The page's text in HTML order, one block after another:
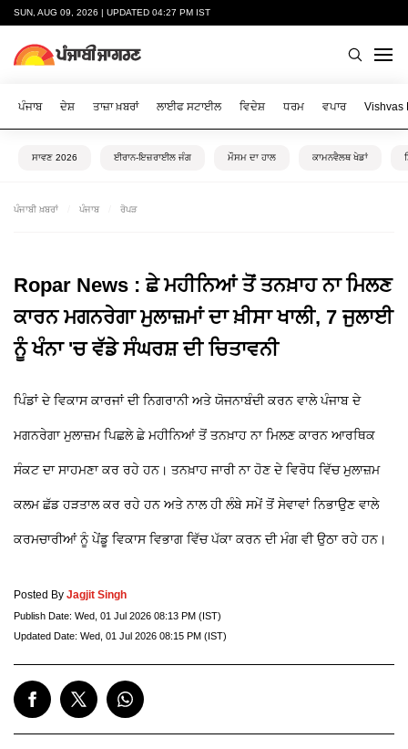
SUN, AUG 09, 2026 | UPDATED 04:27 PM IST
ਪੰਜਾਬ ਦੇਸ਼ ਤਾਜ਼ਾ ਖ਼ਬਰਾਂ ਲਾਈਫ ਸਟਾਈਲ ਵਿਦੇਸ਼ ਧਰਮ ਵਪਾਰ Vishvas
ਸਾਵਣ 2026 ਈਰਾਨ-ਇਜ਼ਰਾਈਲ ਜੰਗ ਮੌਸਮ ਦਾ ਹਾਲ ਕਾਮਨਵੈਲਥ ਖੇਡਾਂ
ਪੰਜਾਬੀ ਖ਼ਬਰਾਂ ਪੰਜਾਬ ਰੋਪੜ
Ropar News : ਛੇ ਮਹੀਨਿਆਂ ਤੋਂ ਤਨਖ਼ਾਹ ਨਾ ਮਿਲਣ
ਕਾਰਨ ਮਗਨਰੇਗਾ ਮੁਲਾਜ਼ਮਾਂ ਦਾ ਖ਼ੀਸਾ ਖਾਲੀ, 7 ਜੁਲਾਈ
ਨੂੰ ਖੰਨਾ 'ਚ ਵੱਡੇ ਸੰਘਰਸ਼ ਦੀ ਚਿਤਾਵਨੀ
ਪਿੰਡਾਂ ਦੇ ਵਿਕਾਸ ਕਾਰਜਾਂ ਦੀ ਨਿਗਰਾਨੀ ਅਤੇ ਯੋਜਨਾਬੰਦੀ ਕਰਨ ਵਾਲੇ ਪੰਜਾਬ ਦੇ
ਮਗਨਰੇਗਾ ਮੁਲਾਜ਼ਮ ਪਿਛਲੇ ਛੇ ਮਹੀਨਿਆਂ ਤੋਂ ਤਨਖ਼ਾਹ ਨਾ ਮਿਲਣ ਕਾਰਨ ਆਰਥਿਕ
ਸੰਕਟ ਦਾ ਸਾਹਮਣਾ ਕਰ ਰਹੇ ਹਨ। ਤਨਖ਼ਾਹ ਜਾਰੀ ਨਾ ਹੋਣ ਦੇ ਵਿਰੋਧ ਵਿੱਚ ਮੁਲਾਜ਼ਮ
ਕਲਮ ਛੱਡ ਹੜਤਾਲ ਕਰ ਰਹੇ ਹਨ ਅਤੇ ਨਾਲ ਹੀ ਲੰਬੇ ਸਮੇਂ ਤੋਂ ਸੇਵਾਵਾਂ ਨਿਭਾਉਣ ਵਾਲੇ
ਕਰਮਚਾਰੀਆਂ ਨੂੰ ਪੇਂਡੂ ਵਿਕਾਸ ਵਿਭਾਗ ਵਿੱਚ ਪੱਕਾ ਕਰਨ ਦੀ ਮੰਗ ਵੀ ਉਠਾ ਰਹੇ ਹਨ।
Posted By Jagjit Singh
Publish Date: Wed, 01 Jul 2026 08:13 PM (IST)
Updated Date: Wed, 01 Jul 2026 08:15 PM (IST)